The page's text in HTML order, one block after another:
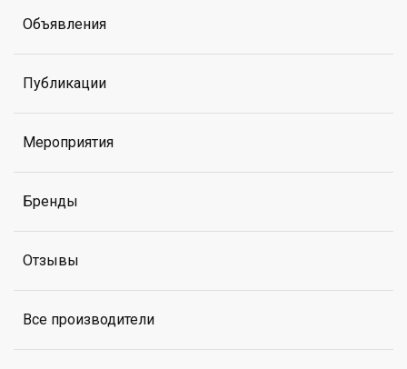
Объявления
Публикации
Мероприятия
Бренды
Отзывы
Все производители